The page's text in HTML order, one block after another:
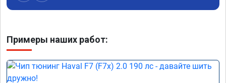
Примеры наших работ: